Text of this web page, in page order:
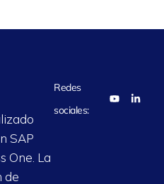
SAP
One. La
de
Redes
sociales: